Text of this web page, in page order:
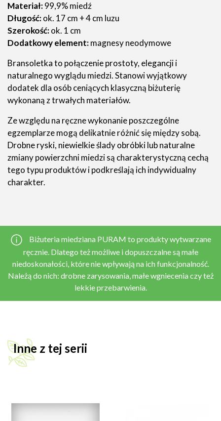
Materiał:99,9% miedź
Długość:ok. 17 cm + 4 cm luzu
Szerokość:ok. 1 cm
Dodatkowy element:magnesy neodymowe
Bransoletka to połączenie prostoty, elegancji i
naturalnego wyglądu miedzi. Stanowi wyjątkowy
dodatek dla osób ceniących klasyczną biżuterię
wykonaną z trwałych materiałów.
Ze względu na ręczne wykonanie poszczególne
egzemplarze mogą delikatnie różnić się między sobą.
Drobne ryski, niewielkie ślady obróbki lub naturalne
zmiany powierzchni miedzi są charakterystyczną cechą
tego typu produktów i podkreślają ich indywidualny
charakter.
Biżuteria miedziana PURAM to produkty wytwarzane
ręcznie. Dlatego też możliwe i dopuszczalne są małe
niedoskonałości, które nie wpływają na ich funkcjonalność.
Należą do nich: drobne zarysowania, małe wgniecenia czy też
lekkie przebarwienia.
Inne z tej serii